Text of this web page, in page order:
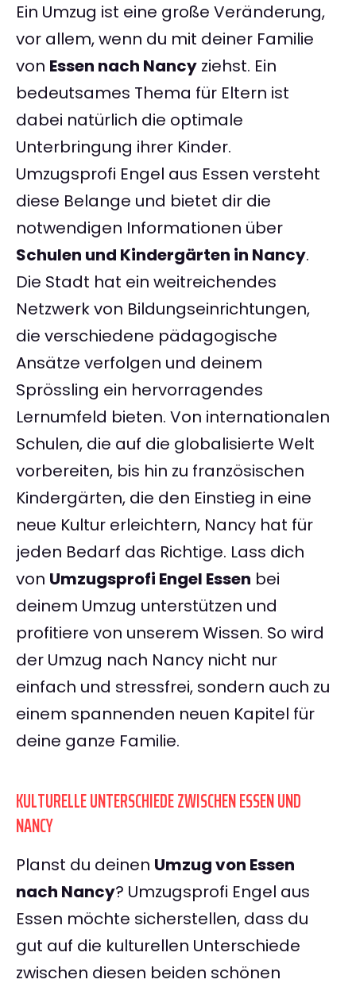
Ein Umzug ist eine große Veränderung,
vor allem, wenn du mit deiner Familie
von Essen nach Nancy ziehst. Ein
bedeutsames Thema für Eltern ist
dabei natürlich die optimale
Unterbringung ihrer Kinder.
Umzugsprofi Engel aus Essen versteht
diese Belange und bietet dir die
notwendigen Informationen über
Schulen und Kindergärten in Nancy.
Die Stadt hat ein weitreichendes
Netzwerk von Bildungseinrichtungen,
die verschiedene pädagogische
Ansätze verfolgen und deinem
Sprössling ein hervorragendes
Lernumfeld bieten. Von internationalen
Schulen, die auf die globalisierte Welt
vorbereiten, bis hin zu französischen
Kindergärten, die den Einstieg in eine
neue Kultur erleichtern, Nancy hat für
jeden Bedarf das Richtige. Lass dich
von Umzugsprofi Engel Essen bei
deinem Umzug unterstützen und
profitiere von unserem Wissen. So wird
der Umzug nach Nancy nicht nur
einfach und stressfrei, sondern auch zu
einem spannenden neuen Kapitel für
deine ganze Familie.
KULTURELLE UNTERSCHIEDE ZWISCHEN ESSEN UND
NANCY
Planst du deinen Umzug von Essen
nach Nancy? Umzugsprofi Engel aus
Essen möchte sicherstellen, dass du
gut auf die kulturellen Unterschiede
zwischen diesen beiden schönen